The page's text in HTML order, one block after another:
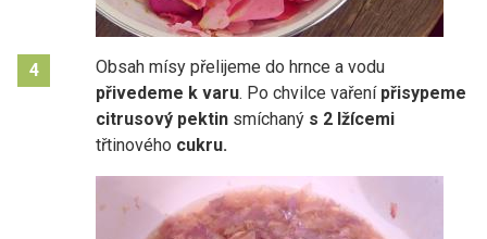
4
Obsah mísy přelijeme do hrnce a vodu
přivedeme k varu. Po chvilce vaření přisypeme
citrusový pektin smíchaný s 2 lžícemi
třtinového cukru.